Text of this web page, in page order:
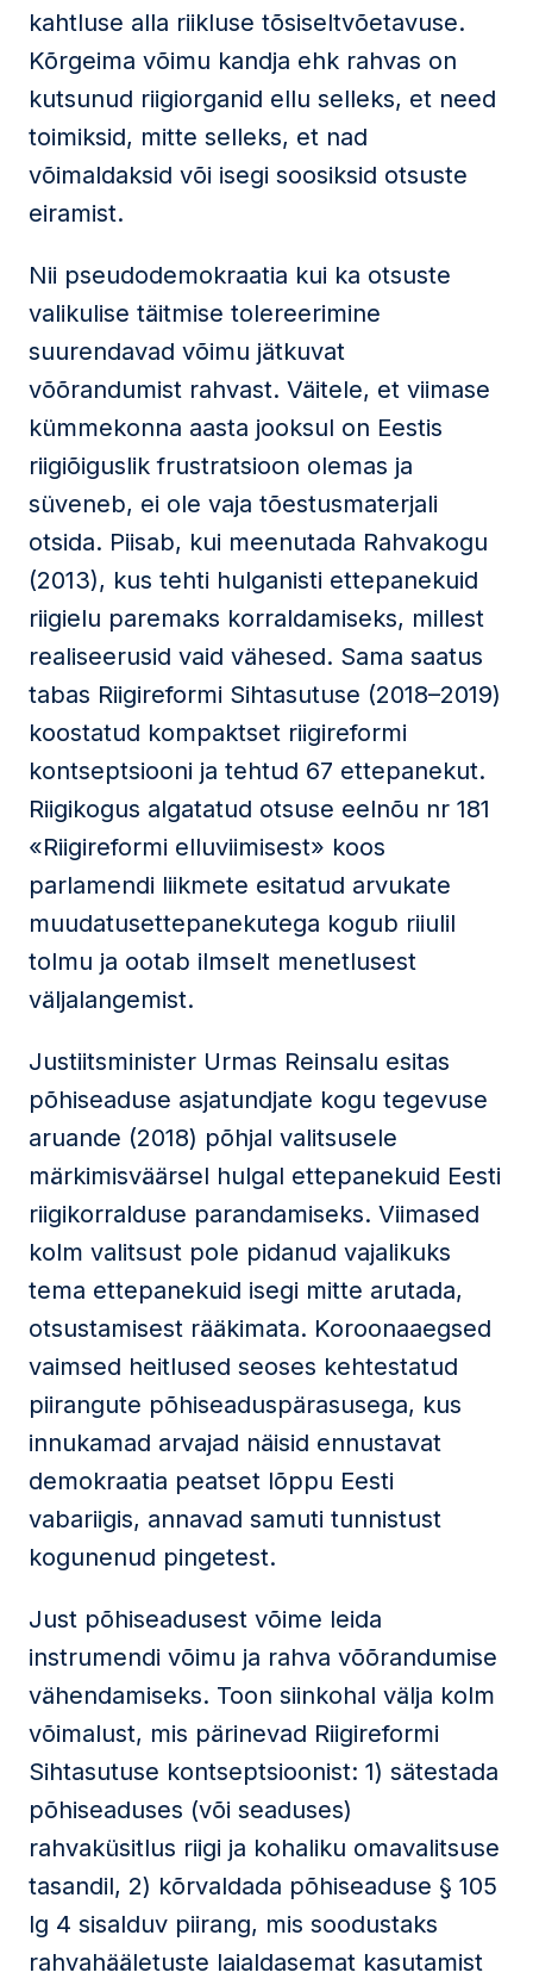
kahtluse alla riikluse tõsiseltvõetavuse.
Kõrgeima võimu kandja ehk rahvas on
kutsunud riigiorganid ellu selleks, et need
toimiksid, mitte selleks, et nad
võimaldaksid või isegi soosiksid otsuste
eiramist.
Nii pseudodemokraatia kui ka otsuste
valikulise täitmise tolereerimine
suurendavad võimu jätkuvat
võõrandumist rahvast. Väitele, et viimase
kümmekonna aasta jooksul on Eestis
riigiõiguslik frustratsioon olemas ja
süveneb, ei ole vaja tõestusmaterjali
otsida. Piisab, kui meenutada Rahvakogu
(2013), kus tehti hulganisti ettepanekuid
riigielu paremaks korraldamiseks, millest
realiseerusid vaid vähesed. Sama saatus
tabas Riigireformi Sihtasutuse (2018–2019)
koostatud kompaktset riigireformi
kontseptsiooni ja tehtud 67 ettepanekut.
Riigikogus algatatud otsuse eelnõu nr 181
«Riigireformi elluviimisest» koos
parlamendi liikmete esitatud arvukate
muudatusettepanekutega kogub riiulil
tolmu ja ootab ilmselt menetlusest
väljalangemist.
Justiitsminister Urmas Reinsalu esitas
põhiseaduse asjatundjate kogu tegevuse
aruande (2018) põhjal valitsusele
märkimisväärsel hulgal ettepanekuid Eesti
riigikorralduse parandamiseks. Viimased
kolm valitsust pole pidanud vajalikuks
tema ettepanekuid isegi mitte arutada,
otsustamisest rääkimata. Koroonaaegsed
vaimsed heitlused seoses kehtestatud
piirangute põhiseaduspärasusega, kus
innukamad arvajad näisid ennustavat
demokraatia peatset lõppu Eesti
vabariigis, annavad samuti tunnistust
kogunenud pingetest.
Just põhiseadusest võime leida
instrumendi võimu ja rahva võõrandumise
vähendamiseks. Toon siinkohal välja kolm
võimalust, mis pärinevad Riigireformi
Sihtasutuse kontseptsioonist: 1) sätestada
põhiseaduses (või seaduses)
rahvaküsitlus riigi ja kohaliku omavalitsuse
tasandil, 2) kõrvaldada põhiseaduse § 105
lg 4 sisalduv piirang, mis soodustaks
rahvahääletuste laialdasemat kasutamist